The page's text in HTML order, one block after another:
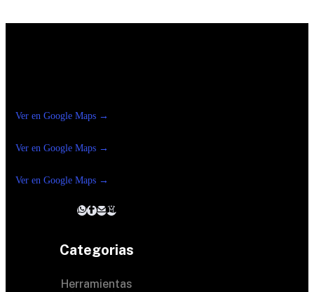
Ver en Google Maps →
Ver en Google Maps →
Ver en Google Maps →
Categorias
Herramientas